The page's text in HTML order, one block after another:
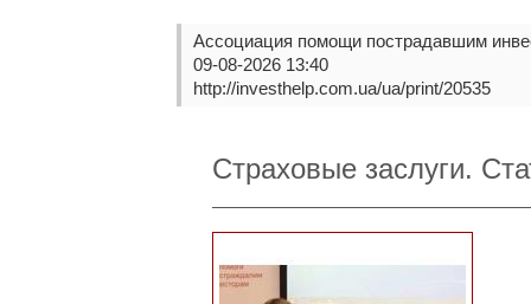
Ассоциация помощи пострадавшим
09-08-2026 13:40
http://investhelp.com.ua/ua/print/20535
Страховые заслуги.